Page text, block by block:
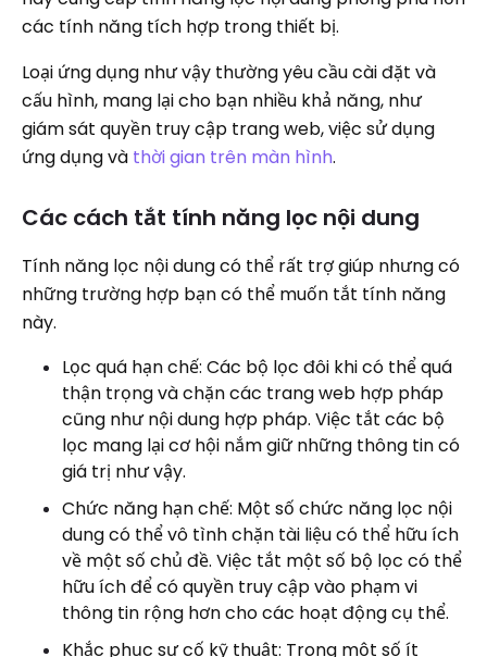
các tính năng tích hợp trong thiết bị.
Loại ứng dụng như vậy thường yêu cầu cài đặt và
cấu hình, mang lại cho bạn nhiều khả năng, như
giám sát quyền truy cập trang web, việc sử dụng
ứng dụng và thời gian trên màn hình.
Các cách tắt tính năng lọc nội dung
Tính năng lọc nội dung có thể rất trợ giúp nhưng có
những trường hợp bạn có thể muốn tắt tính năng
này.
Lọc quá hạn chế: Các bộ lọc đôi khi có thể quá
thận trọng và chặn các trang web hợp pháp
cũng như nội dung hợp pháp. Việc tắt các bộ
lọc mang lại cơ hội nắm giữ những thông tin có
giá trị như vậy.
Chức năng hạn chế: Một số chức năng lọc nội
dung có thể vô tình chặn tài liệu có thể hữu ích
về một số chủ đề. Việc tắt một số bộ lọc có thể
hữu ích để có quyền truy cập vào phạm vi
thông tin rộng hơn cho các hoạt động cụ thể.
Khắc phục sự cố kỹ thuật: Trong một số ít